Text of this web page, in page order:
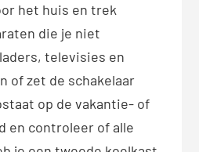
het huis en trek
die je niet
televisies en
of zet de schakelaar
op de vakantie- of
en controleer of alle